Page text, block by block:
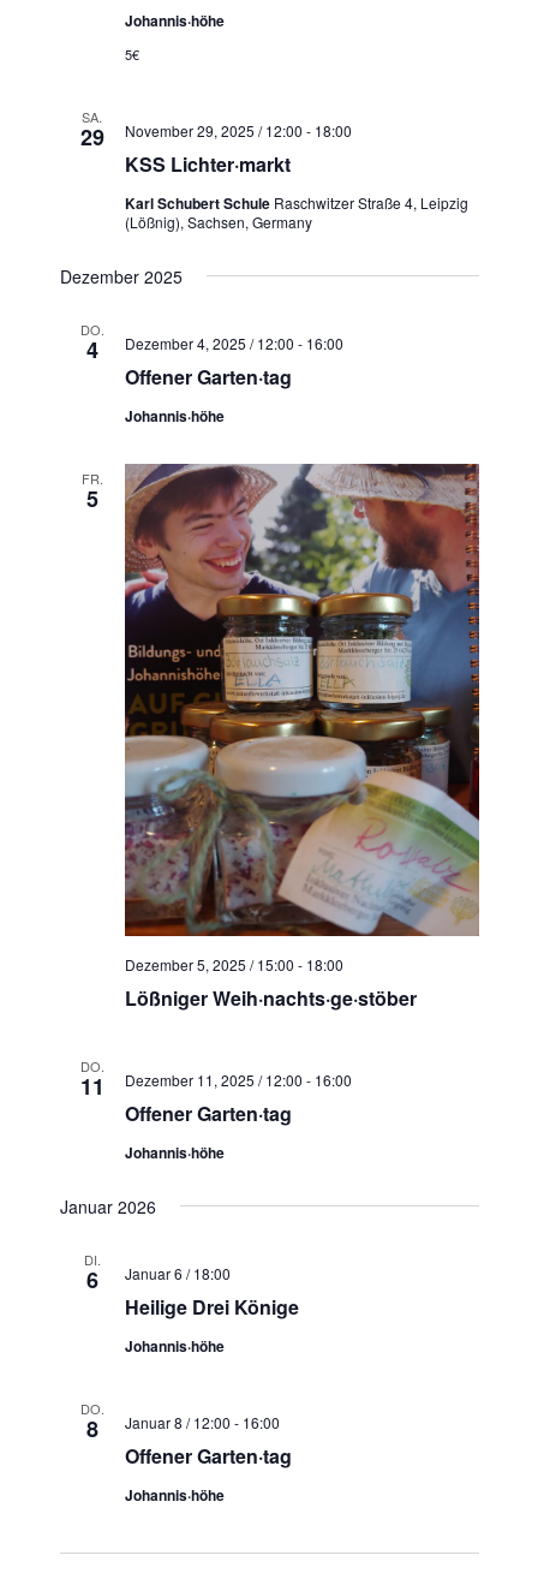
Johannis·höhe
5€
SA.
29
KSS Lichter·markt
November 29, 2025 / 12:00 - 18:00
Karl Schubert Schule Raschwitzer Straße 4, Leipzig
(Lößnig), Sachsen, Germany
Dezember 2025
DO.
4
Offener Garten·tag
Dezember 4, 2025 / 12:00 - 16:00
Johannis·höhe
FR.
5
Lößniger Weih·nachts·ge·stöber
Dezember 5, 2025 / 15:00 - 18:00
DO.
11
Offener Garten·tag
Dezember 11, 2025 / 12:00 - 16:00
Johannis·höhe
Januar 2026
DI.
6
Heilige Drei Könige
Januar 6 / 18:00
Johannis·höhe
DO.
8
Offener Garten·tag
Januar 8 / 12:00 - 16:00
Johannis·höhe